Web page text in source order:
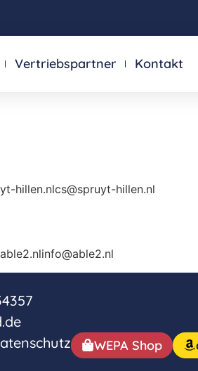
Vertriebspartner Kontakt
hillen.nlcs@spruyt-hillen.nl
WEPA Shop